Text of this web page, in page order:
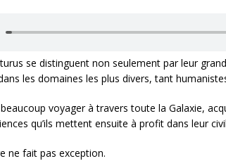
se distinguent non seulement par leur
les domaines les plus divers, tant
voyager à travers toute la Galaxie,
qu’ils mettent ensuite à profit dans leur
ne fait pas exception.